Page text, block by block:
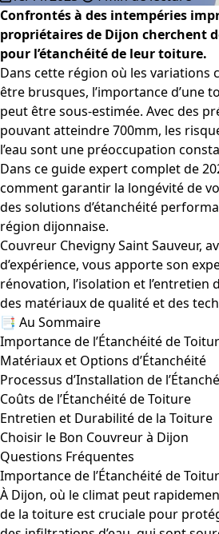
Confrontés à des intempéries
propriétaires de Dijon cherchent
pour l’étanchéité de leur toiture.
Dans cette région où les variations
être brusques, l’importance d’une
peut être sous-estimée. Avec des
pouvant atteindre 700mm, les
l’eau sont une préoccupation
Dans ce guide expert complet de
comment garantir la longévité de
des solutions d’étanchéité
région dijonnaise.
Couvreur Chevigny Saint Sauveur,
d’expérience, vous apporte son
rénovation, l’isolation et
des matériaux de qualité et des
📑 Au Sommaire
Importance de l’Étanchéité de
Matériaux et Options d’Étanchéité
Processus d’Installation de
Coûts de l’Étanchéité de Toiture
Entretien et Durabilité de la Toiture
Choisir le Bon Couvreur à Dijon
Questions Fréquentes
Importance de l’Étanchéité de
À Dijon, où le climat peut
de la toiture est cruciale pour